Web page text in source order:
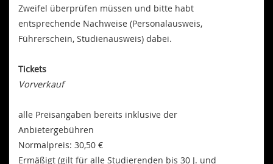
Zweifel überprüfen müssen und bitte habt
entsprechende Nachweise (Personalausweis,
Führerschein, Studienausweis) dabei.
Tickets
Vorverkauf
alle Preisangaben bereits inklusive der
Anbietergebühren
Normalpreis: 30,50 €
Ermäßigt (gilt für alle Studierenden bis 30 J. und